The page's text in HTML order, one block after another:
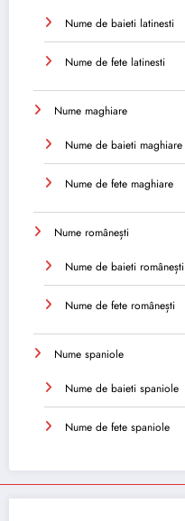
Nume de baieti latinesti
Nume de fete latinesti
Nume maghiare
Nume de baieti maghiare
Nume de fete maghiare
Nume românești
Nume de baieti românești
Nume de fete românești
Nume spaniole
Nume de baieti spaniole
Nume de fete spaniole